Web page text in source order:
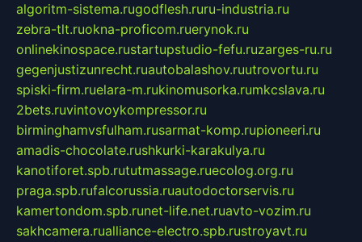
algoritm-sistema.rugodflesh.ruru-industria.ru
zebra-tlt.ruokna-proficom.ruerynok.ru
onlinekinospace.rustartupstudio-fefu.ruzarges-ru.ru
gegenjustizunrecht.ruautobalashov.ruutrovortu.ru
spiski-firm.ruelara-m.rukinomusorka.rumkcslava.ru
2bets.ruvintovoykompressor.ru
birminghamvsfulham.rusarmat-komp.rupioneeri.ru
amadis-chocolate.rushkurki-karakulya.ru
kanotiforet.spb.rututmassage.ruecolog.org.ru
praga.spb.rufalcorussia.ruautodoctorservis.ru
kamertondom.spb.runet-life.net.ruavto-vozim.ru
sakhcamera.rualliance-electro.spb.rustroyavt.ru